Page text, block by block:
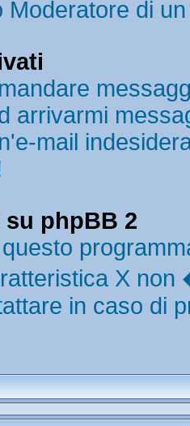
Moderatore di
arrivarmi
mail
phpBB 2
X non
in caso di